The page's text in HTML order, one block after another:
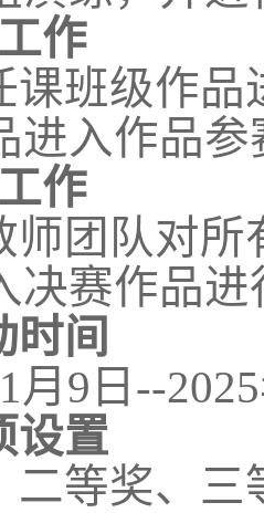
作
课班级作
进入作品参
作
师团队对
决赛作品进
时间
月 9 日 --2025
设置
二等奖、